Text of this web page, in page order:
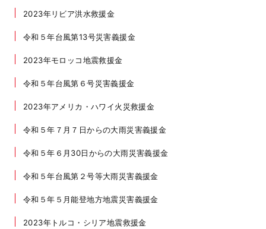
2023年リビア洪水救援金
令和５年台風第13号災害義援金
2023年モロッコ地震救援金
令和５年台風第６号災害義援金
2023年アメリカ・ハワイ火災救援金
令和５年７月７日からの大雨災害義援金
令和５年６月30日からの大雨災害義援金
令和５年台風第２号等大雨災害義援金
令和５年５月能登地方地震災害義援金
2023年トルコ・シリア地震救援金